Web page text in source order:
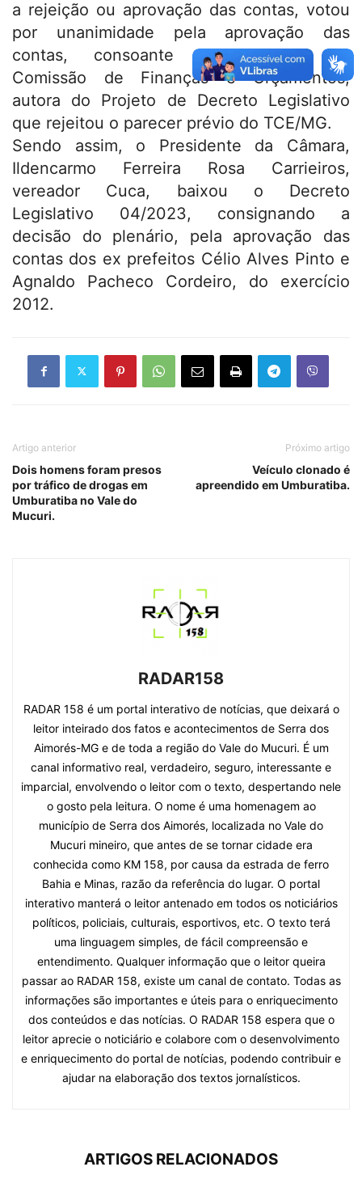
a rejeição ou aprovação das contas, votou
por unanimidade pela aprovação das
contas, consoante entendimento da
Comissão de Finanças e Orçamentos,
autora do Projeto de Decreto Legislativo
que rejeitou o parecer prévio do TCE/MG.
Sendo assim, o Presidente da Câmara,
Ildencarmo Ferreira Rosa Carrieiros,
vereador Cuca, baixou o Decreto
Legislativo 04/2023, consignando a
decisão do plenário, pela aprovação das
contas dos ex prefeitos Célio Alves Pinto e
Agnaldo Pacheco Cordeiro, do exercício
2012.
Artigo anterior
Dois homens foram presos
por tráfico de drogas em
Umburatiba no Vale do
Mucuri.
Próximo artigo
Veículo clonado é
apreendido em Umburatiba.
RADAR158
RADAR 158 é um portal interativo de notícias, que deixará o
leitor inteirado dos fatos e acontecimentos de Serra dos
Aimorés-MG e de toda a região do Vale do Mucuri. É um
canal informativo real, verdadeiro, seguro, interessante e
imparcial, envolvendo o leitor com o texto, despertando nele
o gosto pela leitura. O nome é uma homenagem ao
município de Serra dos Aimorés, localizada no Vale do
Mucuri mineiro, que antes de se tornar cidade era
conhecida como KM 158, por causa da estrada de ferro
Bahia e Minas, razão da referência do lugar. O portal
interativo manterá o leitor antenado em todos os noticiários
políticos, policiais, culturais, esportivos, etc. O texto terá
uma linguagem simples, de fácil compreensão e
entendimento. Qualquer informação que o leitor queira
passar ao RADAR 158, existe um canal de contato. Todas as
informações são importantes e úteis para o enriquecimento
dos conteúdos e das notícias. O RADAR 158 espera que o
leitor aprecie o noticiário e colabore com o desenvolvimento
e enriquecimento do portal de notícias, podendo contribuir e
ajudar na elaboração dos textos jornalísticos.
ARTIGOS RELACIONADOS